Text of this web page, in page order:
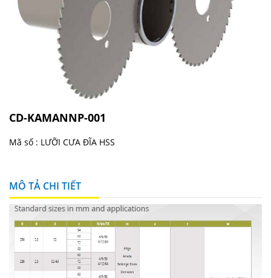
CD-KAMANNP-001
Mã số : LƯỠI CƯA ĐĨA HSS
MÔ TẢ CHI TIẾT